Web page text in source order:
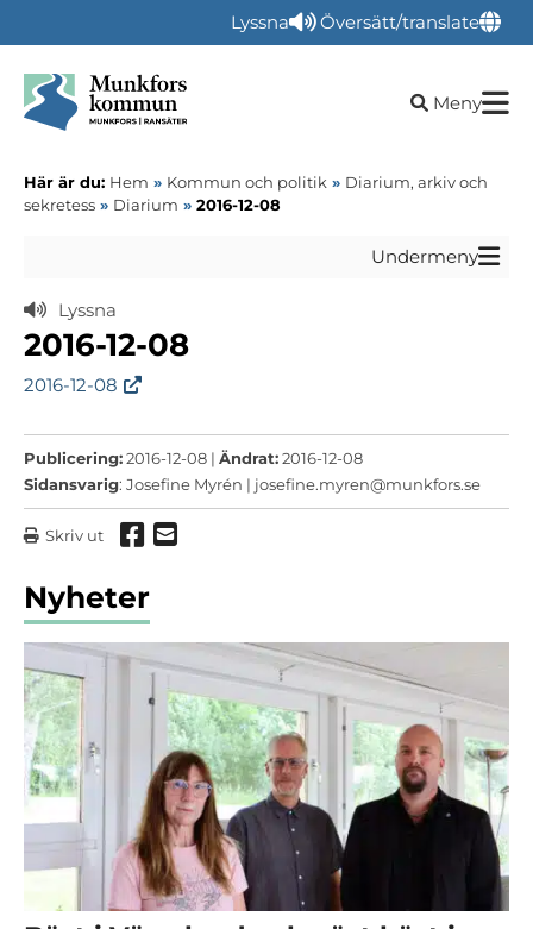
Lyssna Översätt/translate
Öppna
Meny
Här är du: Hem » Kommun och politik » Diarium, arkiv och
sekretess » Diarium » 2016-12-08
Undermeny
Lyssna
2016-12-08
2016-12-08
Publicering:2016-12-08 | Ändrat:2016-12-08
Sidansvarig: Josefine Myrén | josefine.myren@munkfors.se
Skriv ut Dela via Facebook
Dela via mail
Nyheter